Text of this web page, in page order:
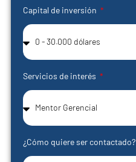
Capital de inversión
Servicios de interés
¿Cómo quiere ser contactado?